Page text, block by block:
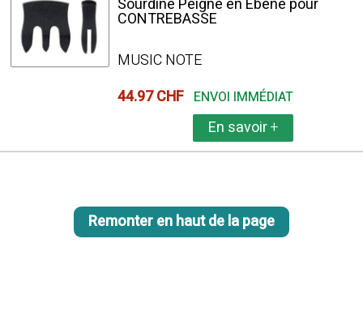
Sourdine Peigne en Ebène pour
CONTREBASSE
MUSIC NOTE
44.97 CHF ENVOI IMMÉDIAT
En savoir+
Remonter en haut de la page